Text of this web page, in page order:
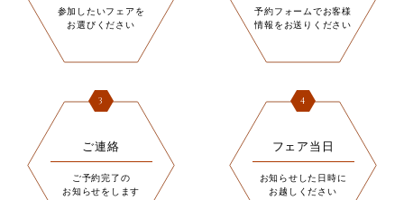
参加したいフェアを
お選びください
予約フォームでお客様
情報をお送りください
3
ご連絡
ご予約完了の
お知らせをします
4
フェア当日
お知らせした日時に
お越しください